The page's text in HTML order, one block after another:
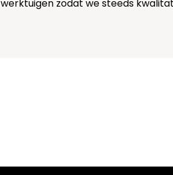
werktuigen zodat we steeds